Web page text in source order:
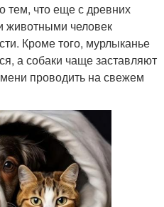
тем, что еще с древних
человек
Кроме того, мурлыканье
а собаки чаще заставляют
проводить на свежем